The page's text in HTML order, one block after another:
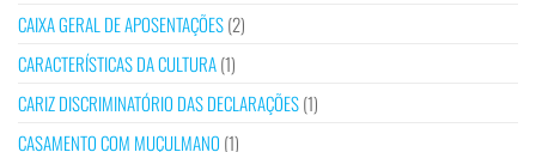
CAIXA GERAL DE APOSENTAÇÕES(2)
CARACTERÍSTICAS DA CULTURA(1)
CARIZ DISCRIMINATÓRIO DAS DECLARAÇÕES(1)
CASAMENTO COM MUÇULMANO (1)